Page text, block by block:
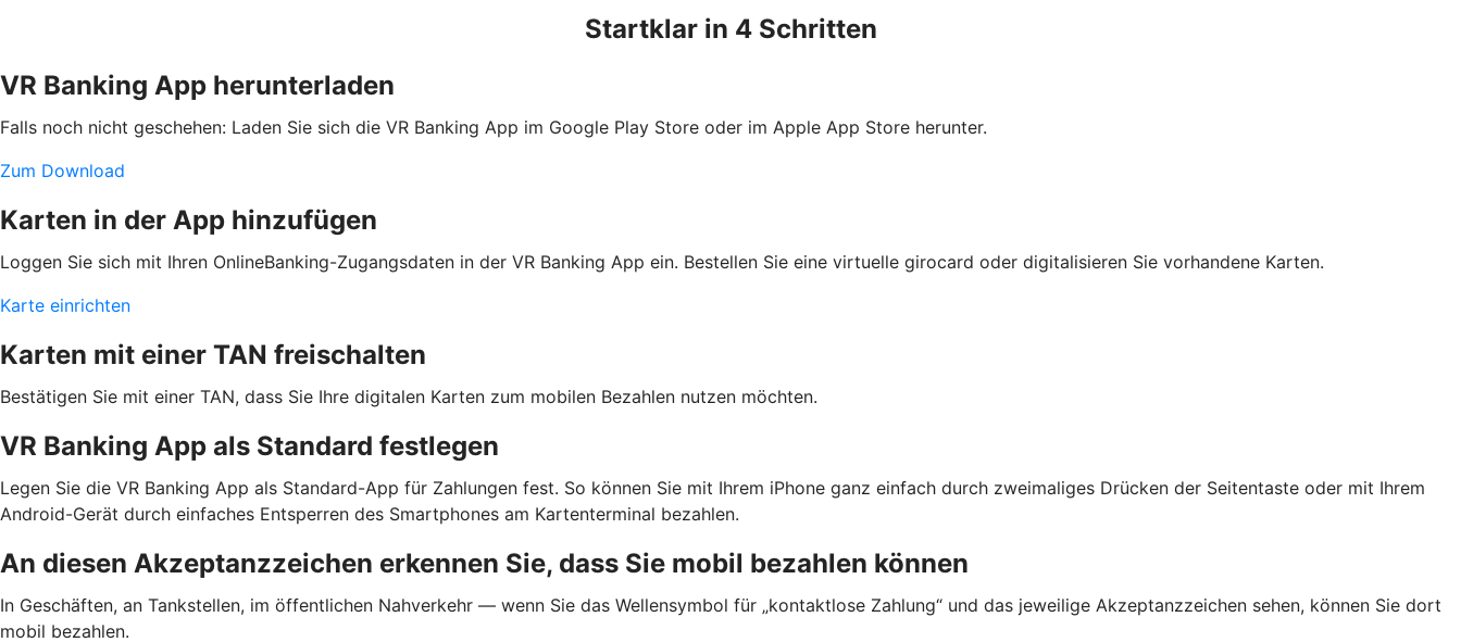
Startklar in 4 Schritten
VR Banking App herunterladen
Falls noch nicht geschehen: Laden Sie sich die VR Banking App im Google Play Store oder im Apple App Store herunter.
Zum Download
Karten in der App hinzufügen
Loggen Sie sich mit Ihren OnlineBanking-Zugangsdaten in der VR Banking App ein. Bestellen Sie eine virtuelle girocard oder digitalisieren Sie vorhandene Karten.
Karte einrichten
Karten mit einer TAN freischalten
Bestätigen Sie mit einer TAN, dass Sie Ihre digitalen Karten zum mobilen Bezahlen nutzen möchten.
VR Banking App als Standard festlegen
Legen Sie die VR Banking App als Standard-App für Zahlungen fest. So können Sie mit Ihrem iPhone ganz einfach durch zweimaliges Drücken der Seitentaste oder mit Ihrem
Android-Gerät durch einfaches Entsperren des Smartphones am Kartenterminal bezahlen.
An diesen Akzeptanzzeichen erkennen Sie, dass Sie mobil bezahlen können
In Geschäften, an Tankstellen, im öffentlichen Nahverkehr — wenn Sie das Wellensymbol für „kontaktlose Zahlung“ und das jeweilige Akzeptanzzeichen sehen, können Sie dort
mobil bezahlen.